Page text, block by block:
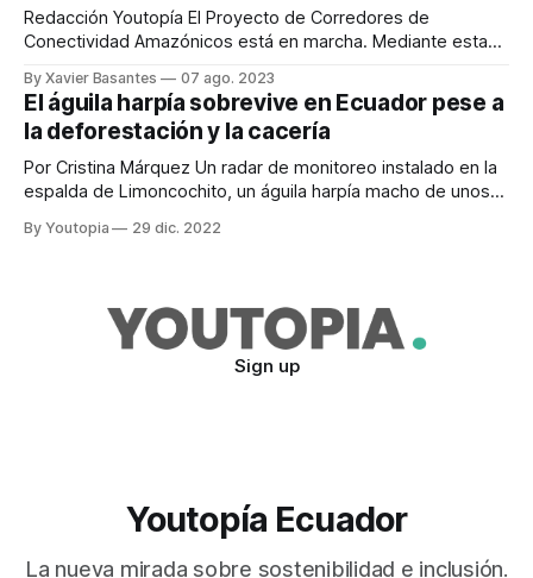
Redacción Youtopía El Proyecto de Corredores de
Conectividad Amazónicos está en marcha. Mediante esta
dos paisajes prioritarios. Se trata de los paisajes Putumayo-
Aguarico y Palora-Pastaza. El proyecto busca fortalecer los
mecanismos de gestión que aseguren la conservación de
la biodiversidad
By Xavier Basantes 07 ago. 2023
El águila harpía sobrevive en Ecuador pese a
la deforestación y la cacería
Por Cristina Márquez Un radar de monitoreo instalado en la
espalda de Limoncochito, un águila harpía macho de unos
parches de bosques lluviosos hasta dejar la Reserva
By Youtopia 29 dic. 2022
Sign up
Youtopía Ecuador
La nueva mirada sobre sostenibilidad e inclusión.